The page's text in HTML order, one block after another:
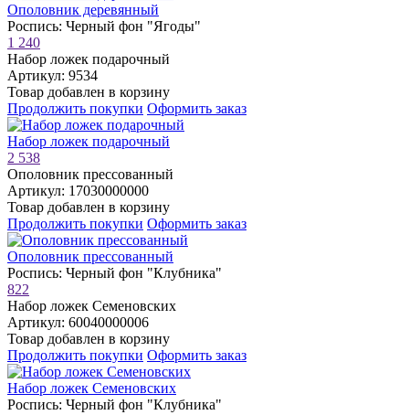
Ополовник деревянный
Роспись: Черный фон "Ягоды"
1 240
Набор ложек подарочный
Артикул: 9534
Товар добавлен в корзину
Продолжить покупки Оформить заказ
Набор ложек подарочный
2 538
Ополовник прессованный
Артикул: 17030000000
Товар добавлен в корзину
Продолжить покупки Оформить заказ
Ополовник прессованный
Роспись: Черный фон "Клубника"
822
Набор ложек Семеновских
Артикул: 60040000006
Товар добавлен в корзину
Продолжить покупки Оформить заказ
Набор ложек Семеновских
Роспись: Черный фон "Клубника"